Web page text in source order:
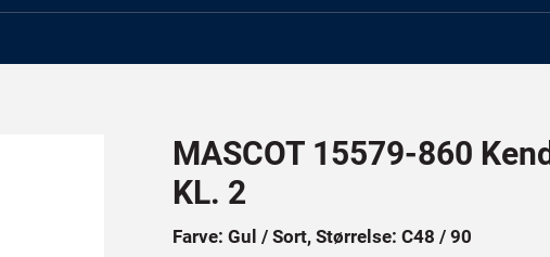
MASCOT 15579-860
KL. 2
Farve: Gul / Sort, Størrelse: C48 / 90